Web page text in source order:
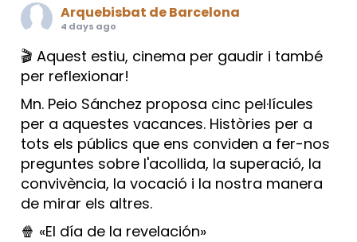
Arquebisbat de Barcelona
4 days ago
🎬 Aquest estiu, cinema per gaudir i també
per reflexionar!
Mn. Peio Sánchez proposa cinc pel·lícules
per a aquestes vacances. Històries per a
tots els públics que ens conviden a fer-nos
preguntes sobre l'acollida, la superació, la
convivència, la vocació i la nostra manera
de mirar els altres.
🍿 «El día de la revelación»